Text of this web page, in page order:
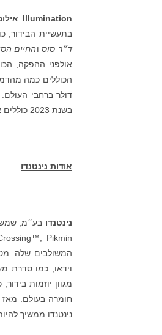
Illumination
בתעשיית הבידור,
ד״ר סוס והחיים
אולפני ההפקה,
דולר ברחבי העולם.
בשנת 2023 כוללים את
אודות נינטנדו
נינטנדו
המשולבים שלה.
נינטנדו ממשיך